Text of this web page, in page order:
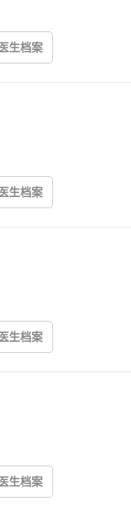
生档案
生档案
生档案
生档案